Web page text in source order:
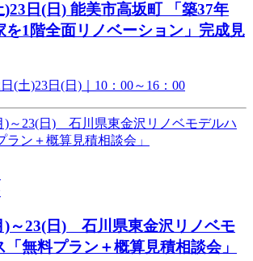
)23日(日) 能美市高坂町 「築37年
を1階全面リノベーション」完成見
(土)23日(日)｜10：00～16：00
)～23(日) 石川県東金沢リノベモ
「無料プラン＋概算見積相談会」